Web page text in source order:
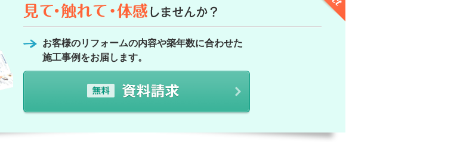
お客様のリフォームの内容や築年数に合わせた
施工事例をお届します。